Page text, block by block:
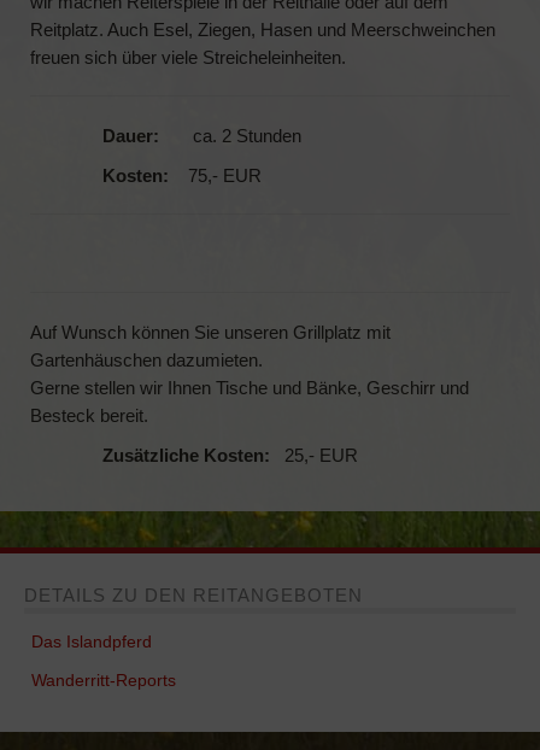
FERIENWOHNUNGEN
Das Islandpferd
Wanderritt-Reports
Reitplatz. Auch Esel, Ziegen, Hasen und Meerschweinchen
freuen sich über viele Streicheleinheiten.
Dauer: ca. 2 Stunden
Kosten: 75,- EUR
Auf Wunsch können Sie unseren Grillplatz mit
Gartenhäuschen dazumieten.
Gerne stellen wir Ihnen Tische und Bänke, Geschirr und
Besteck bereit.
Zusätzliche Kosten: 25,- EUR
DETAILS ZU DEN REITANGEBOTEN
Das Islandpferd
Wanderritt-Reports